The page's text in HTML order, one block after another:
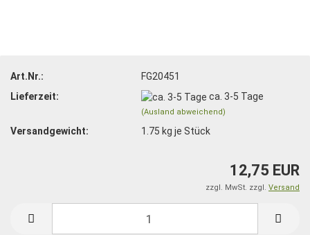
Art.Nr.:
FG20451
Lieferzeit:
ca. 3-5 Tage
(Ausland abweichend)
Versandgewicht: 1.75 kg je Stück
12,75 EUR
zzgl. MwSt. zzgl. Versand